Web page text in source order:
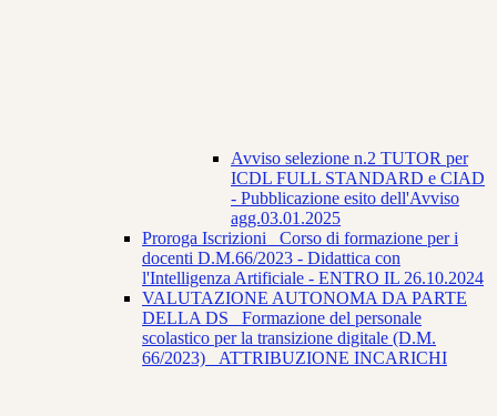
Avviso selezione n.2 TUTOR per
ICDL FULL STANDARD e CIAD
- Pubblicazione esito dell'Avviso
agg.03.01.2025
Proroga Iscrizioni_ Corso di formazione per i
docenti D.M.66/2023 - Didattica con
l'Intelligenza Artificiale - ENTRO IL 26.10.2024
VALUTAZIONE AUTONOMA DA PARTE
DELLA DS_ Formazione del personale
scolastico per la transizione digitale (D.M.
66/2023) _ATTRIBUZIONE INCARICHI